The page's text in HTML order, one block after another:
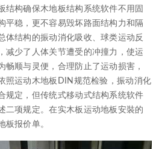
结构确保木地板结构系统软件不用固
平稳，更不容易毁坏路面结构力和隔
体结构的振动消化吸收、球类运动反
减少了人体关节遭受的冲撞力，使运
畅顺与灵便，合理防止了运动损害，
照运动木地板DIN规范检验，振动消化
规定，但传统式移动式结构系统软件
二项规定。在实木板运动地板安裝的
板报价单。